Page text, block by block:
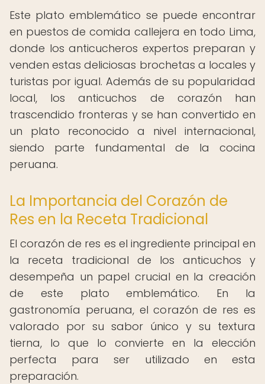
Este plato emblemático se puede encontrar
en puestos de comida callejera en todo Lima,
donde los anticucheros expertos preparan y
venden estas deliciosas brochetas a locales y
turistas por igual. Además de su popularidad
local, los anticuchos de corazón han
trascendido fronteras y se han convertido en
un plato reconocido a nivel internacional,
siendo parte fundamental de la cocina
peruana.
La Importancia del Corazón de
Res en la Receta Tradicional
El corazón de res es el ingrediente principal en
la receta tradicional de los anticuchos y
desempeña un papel crucial en la creación
de este plato emblemático. En la
gastronomía peruana, el corazón de res es
valorado por su sabor único y su textura
tierna, lo que lo convierte en la elección
perfecta para ser utilizado en esta
preparación.